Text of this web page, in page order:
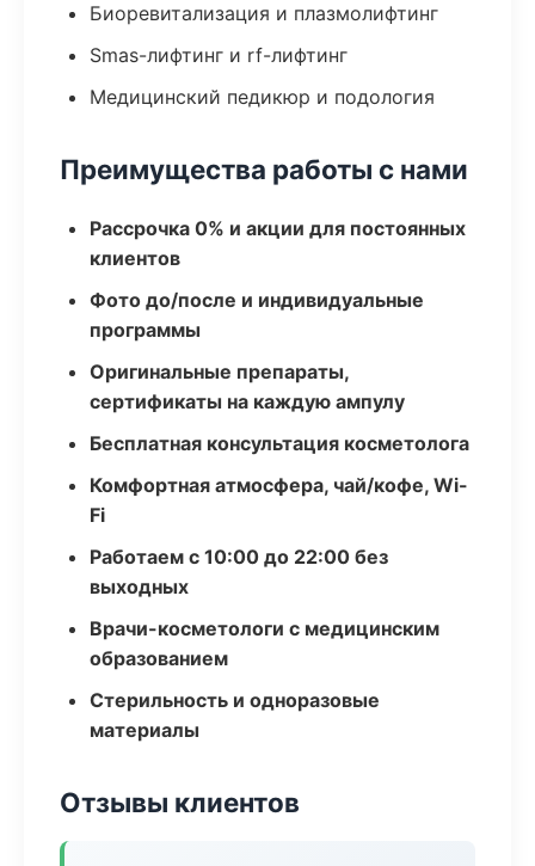
Биоревитализация и плазмолифтинг
Smas-лифтинг и rf-лифтинг
Медицинский педикюр и подология
Преимущества работы с нами
Рассрочка 0% и акции для постоянных
клиентов
Фото до/после и индивидуальные
программы
Оригинальные препараты,
сертификаты на каждую ампулу
Бесплатная консультация косметолога
Комфортная атмосфера, чай/кофе, Wi-
Fi
Работаем с 10:00 до 22:00 без
выходных
Врачи-косметологи с медицинским
образованием
Стерильность и одноразовые
материалы
Отзывы клиентов